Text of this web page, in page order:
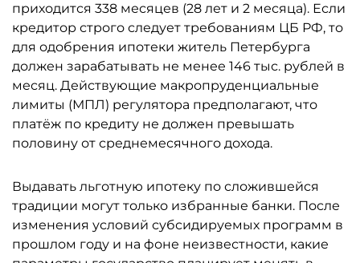
приходится 338 месяцев (28 лет и 2 месяца). Если
кредитор строго следует требованиям ЦБ РФ, то
для одобрения ипотеки житель Петербурга
должен зарабатывать не менее 146 тыс. рублей в
месяц. Действующие макропруденциальные
лимиты (МПЛ) регулятора предполагают, что
платёж по кредиту не должен превышать
половину от среднемесячного дохода.
Выдавать льготную ипотеку по сложившейся
традиции могут только избранные банки. После
изменения условий субсидируемых программ в
прошлом году и на фоне неизвестности, какие